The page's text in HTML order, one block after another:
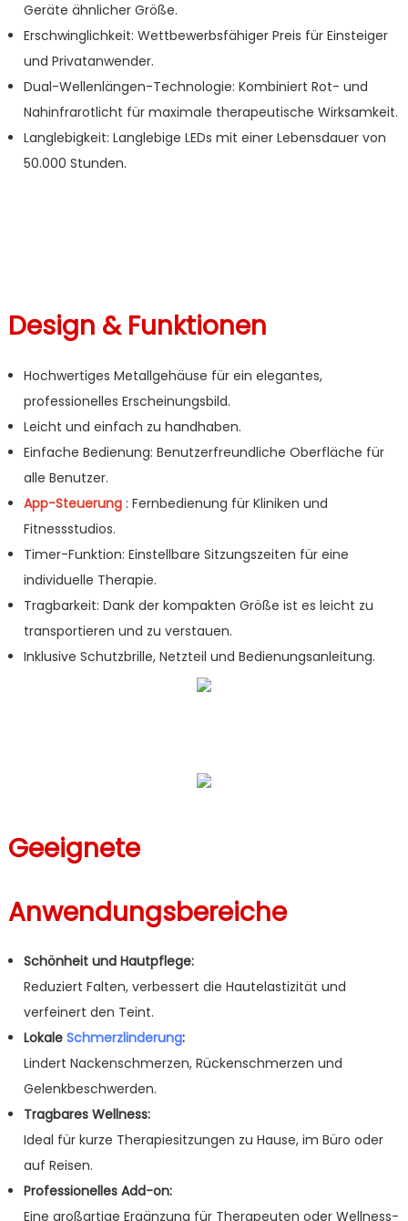
Geräte ähnlicher Größe.
Erschwinglichkeit: Wettbewerbsfähiger Preis für Einsteiger
und Privatanwender.
Dual-Wellenlängen-Technologie: Kombiniert Rot- und
Nahinfrarotlicht für maximale therapeutische Wirksamkeit.
Langlebigkeit: Langlebige LEDs mit einer Lebensdauer von
50.000 Stunden.
Design & Funktionen
Hochwertiges Metallgehäuse für ein elegantes,
professionelles Erscheinungsbild.
Leicht und einfach zu handhaben.
Einfache Bedienung: Benutzerfreundliche Oberfläche für
alle Benutzer.
App-Steuerung: Fernbedienung für Kliniken und
Fitnessstudios.
Timer-Funktion: Einstellbare Sitzungszeiten für eine
individuelle Therapie.
Tragbarkeit: Dank der kompakten Größe ist es leicht zu
transportieren und zu verstauen.
Inklusive Schutzbrille, Netzteil und Bedienungsanleitung.
Geeignete
Anwendungsbereiche
Schönheit und Hautpflege:
Reduziert Falten, verbessert die Hautelastizität und
verfeinert den Teint.
Lokale Schmerzlinderung:
Lindert Nackenschmerzen, Rückenschmerzen und
Gelenkbeschwerden.
Tragbares Wellness:
Ideal für kurze Therapiesitzungen zu Hause, im Büro oder
auf Reisen.
Professionelles Add-on:
Eine großartige Ergänzung für Therapeuten oder Wellness-